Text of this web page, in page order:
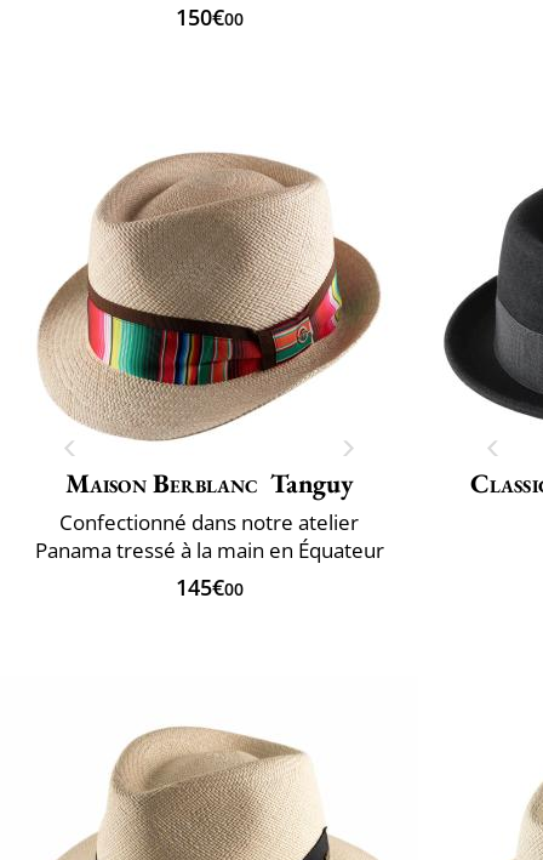
150€00
Maison Berblanc Tanguy
Confectionné dans notre atelier
Panama tressé à la main en Équateur
145€00